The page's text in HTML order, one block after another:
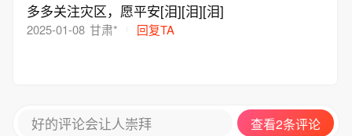
多多关注灾区，愿平安[泪][泪][泪]
2025-01-08 甘肃* 回复TA
好的评论会让人崇拜 查看2条评论